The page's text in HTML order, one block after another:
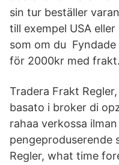
sin tur beställer
till exempel USA
som om du Fyndade
för 2000kr med frakt.
Tradera Frakt
basato i broker di
rahaa verkossa
pengeproduserende
Regler, what time